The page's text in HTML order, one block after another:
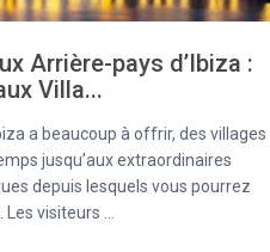
Arrière-pays d’Ibiza :
Villa...
a beaucoup à offrir, des villages
jusqu’aux extraordinaires
depuis lesquels vous pourrez
visiteurs ...